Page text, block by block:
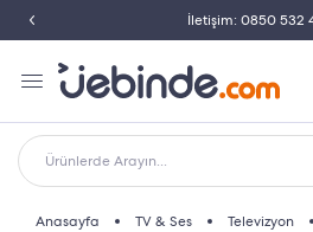
İletişim: 0850 532
Ürünlerde Arayın...
Anasayfa TV & Ses Televizyon